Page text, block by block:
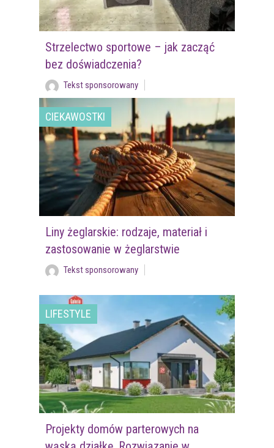
Strzelectwo sportowe – jak zacząć
bez doświadczenia?
Tekst sponsorowany
CIEKAWOSTKI
Liny żeglarskie: rodzaje, materiał i
zastosowanie w żeglarstwie
Tekst sponsorowany
LIFESTYLE
Projekty domów parterowych na